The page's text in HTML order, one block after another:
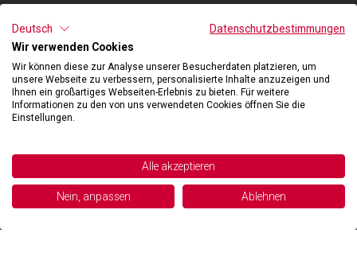
ANMELDEN
Ich habe die Datenschutzerklärung gelesen und verstanden und stimme
Newsletter-Empfangs durch Qooder gemäß den Angaben in der
Datenschutzerklärung zu.
Powered and managed by
Deutsch
Datenschutzbestimmungen
Wir verwenden Cookies
Wir können diese zur Analyse unserer Besucherdaten platzieren, um
unsere Webseite zu verbessern, personalisierte Inhalte anzuzeigen und
Ihnen ein großartiges Webseiten-Erlebnis zu bieten. Für weitere
Informationen zu den von uns verwendeten Cookies öffnen Sie die
Einstellungen.
Alle akzeptieren
Nein, anpassen Ablehnen